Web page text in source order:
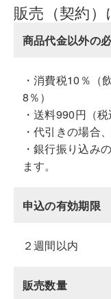
販売（契約
商品代金以外の
・消費税10％（
8％）
・送料990円（税
・代引きの場合
・銀行振り込み
ます。
申込の有効期限
２週間以内
販売数量